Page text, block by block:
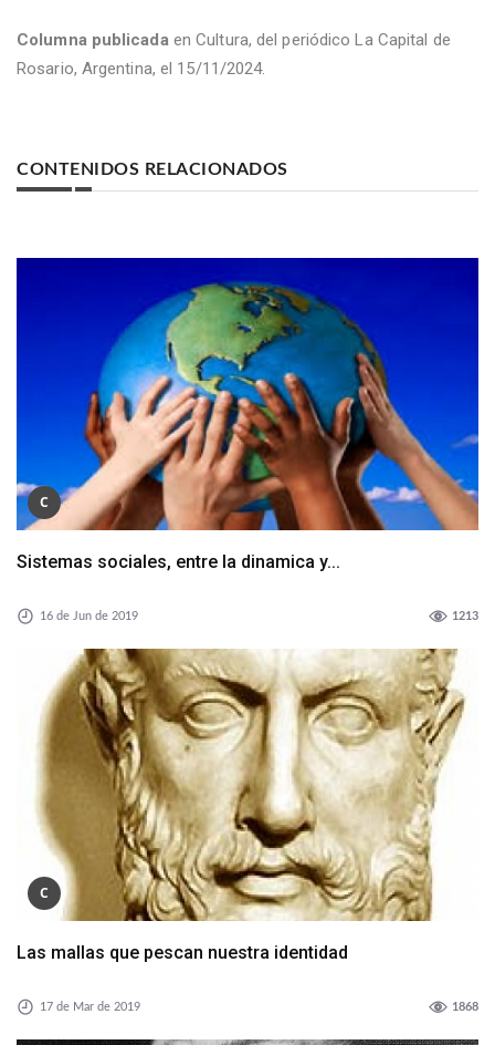
Columna publicada en Cultura, del periódico La Capital de
Rosario, Argentina, el 15/11/2024.
CONTENIDOS RELACIONADOS
C
Sistemas sociales, entre la dinamica y...
16 de Jun de 2019 1213
C
Las mallas que pescan nuestra identidad
17 de Mar de 2019 1868